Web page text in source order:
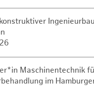
Maschinentechnik
im